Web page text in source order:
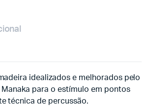
idealizados e melhorados pelo
Manaka para o estímulo em pontos
técnica de percussão.